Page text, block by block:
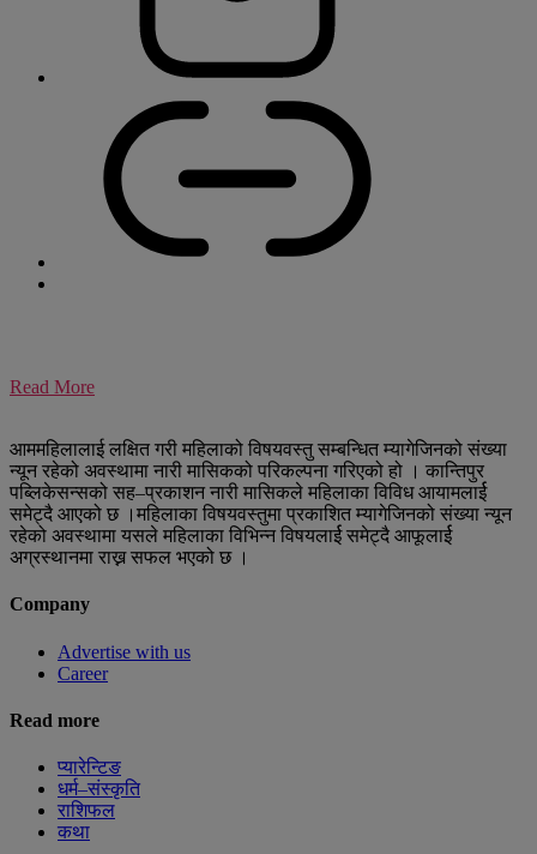
Read More
आममहिलालाई लक्षित गरी महिलाको विषयवस्तु सम्बन्धित म्यागेजिनको संख्या
न्यून रहेको अवस्थामा नारी मासिकको परिकल्पना गरिएको हो । कान्तिपुर
पब्लिकेसन्सको सह–प्रकाशन नारी मासिकले महिलाका विविध आयामलार्ई
समेट्दै आएको छ ।महिलाका विषयवस्तुमा प्रकाशित म्यागेजिनको संख्या न्यून
रहेको अवस्थामा यसले महिलाका विभिन्न विषयलार्ई समेट्दै आफूलार्ई
अग्रस्थानमा राख्न सफल भएको छ ।
Company
Advertise with us
Career
Read more
प्यारेन्टिङ
धर्म–संस्कृति
राशिफल
कथा